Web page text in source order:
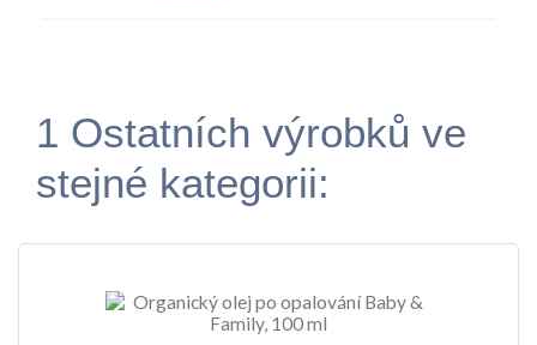
1 Ostatních výrobků ve
stejné kategorii: